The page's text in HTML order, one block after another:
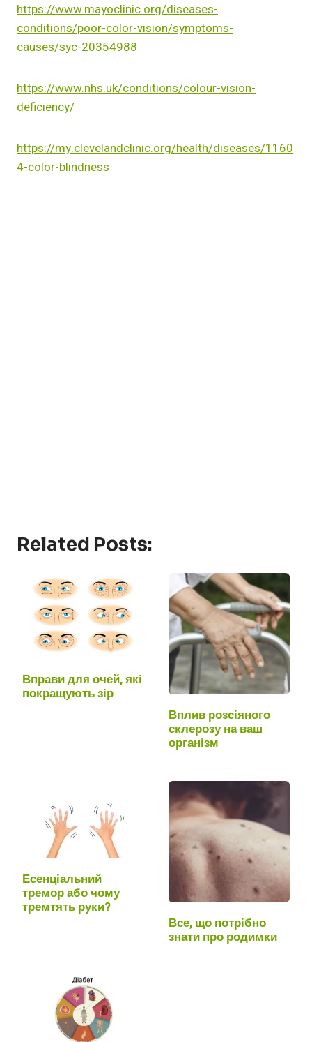
https://www.mayoclinic.org/diseases-
conditions/poor-color-vision/symptoms-
causes/syc-20354988
https://www.nhs.uk/conditions/colour-vision-
deficiency/
https://my.clevelandclinic.org/health/diseases/1160
4-color-blindness
Related Posts:
Вправи для очей, які
покращують зір
Вплив розсіяного
склерозу на ваш
організм
Есенціальний
тремор або чому
тремтять руки?
Все, що потрібно
знати про родимки